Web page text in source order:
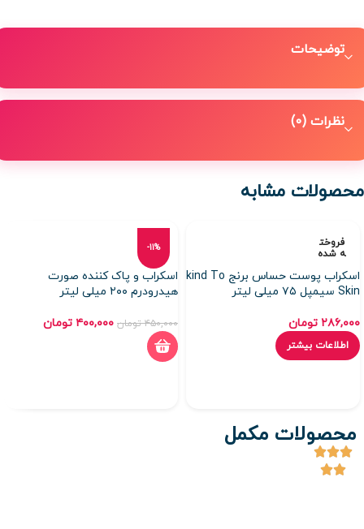
توضیحات
نظرات (0)
محصولات مشابه
فروخت
ه شده
اسکراب پوست حساس برنج kind To
Skin سیمپل ۷۵ میلی لیتر
۲۸۶,۰۰۰ تومان
اطلاعات بیشتر
-11%
اسکراب و پاک کننده صورت
هیدرودرم ۲۰۰ میلی لیتر
۴۵۰,۰۰۰ تومان ۴۰۰,۰۰۰ تومان
محصولات مکمل